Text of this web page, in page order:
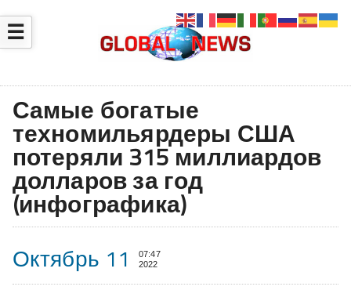
☰
Самые богатые
техномильярдеры США
потеряли 315 миллиардов
долларов за год
(инфографика)
Октябрь 11
07:47
2022